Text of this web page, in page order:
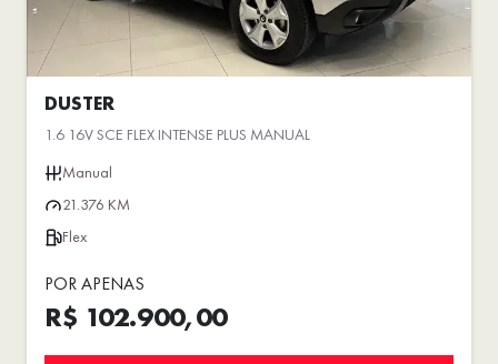
DUSTER
1.6 16V SCE FLEX INTENSE PLUS MANUAL
Manual
21.376 KM
Flex
POR APENAS
R$ 102.900,00